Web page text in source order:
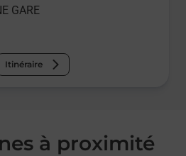
GARE
Itinéraire
à proximité